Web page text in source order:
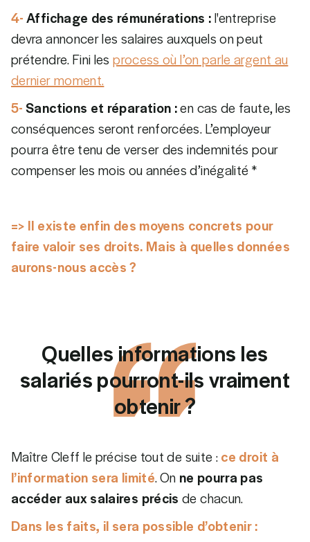
4-Affichage des rémunérations :l'entreprise
devra annoncer les salaires auxquels on peut
prétendre. Fini lesprocess où l’on parle argent au
dernier moment.
5-Sanctions et réparation :en cas de faute, les
conséquences seront renforcées. L’employeur
pourra être tenu de verser des indemnités pour
compenser les mois ou années d’inégalité *
=> Il existe enfin des moyens concrets pour
faire valoir ses droits. Mais à quelles données
aurons-nous accès ?
Quelles informations les
salariés pourront-ils vraiment
obtenir ?
Maître Cleff le précise tout de suite :ce droit à
l’information sera limité. On ne pourra pas
accéder aux salaires précisde chacun.
Dans les faits, il sera possible d’obtenir :